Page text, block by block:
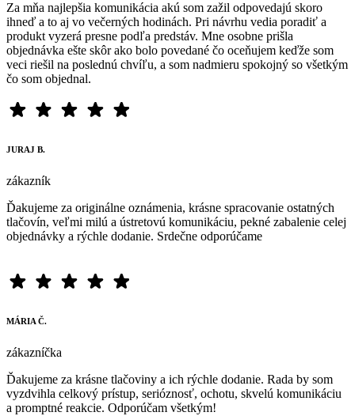
Za mňa najlepšia komunikácia akú som zažil odpovedajú skoro
ihneď a to aj vo večerných hodinách. Pri návrhu vedia poradiť a
produkt vyzerá presne podľa predstáv. Mne osobne prišla
objednávka ešte skôr ako bolo povedané čo oceňujem keďže som
veci riešil na poslednú chvíľu, a som nadmieru spokojný so všetkým
čo som objednal.
JURAJ B.
zákazník
Ďakujeme za originálne oznámenia, krásne spracovanie ostatných
tlačovín, veľmi milú a ústretovú komunikáciu, pekné zabalenie celej
objednávky a rýchle dodanie. Srdečne odporúčame
MÁRIA Č.
zákazníčka
Ďakujeme za krásne tlačoviny a ich rýchle dodanie. Rada by som
vyzdvihla celkový prístup, serióznosť, ochotu, skvelú komunikáciu
a promptné reakcie. Odporúčam všetkým!